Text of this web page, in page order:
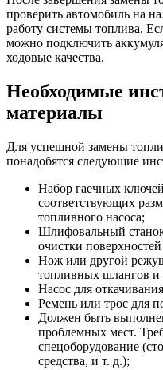
проверить автомобиль на
работу системы топлива.
можно подключить
ходовые качества.
Необходимые
материалы
Для успешной замены
понадобятся следующие
Набор гаечных
соответствующих
топливного насоса;
Шлифовальный
очистки
Нож или другой
топливных шлангов и
Насос для
Ремень или трос для
Должен быть
проблемных мест.
спецоборудование
средства, и т. д.);